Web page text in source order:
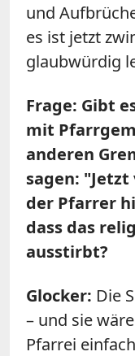
und
es ist jetzt
glaubwürdig
Frage: Gibt
mit
anderen
sagen:
der Pfarrer
dass das
ausstirbt?
Glocker: Die
– und sie
Pfarrei